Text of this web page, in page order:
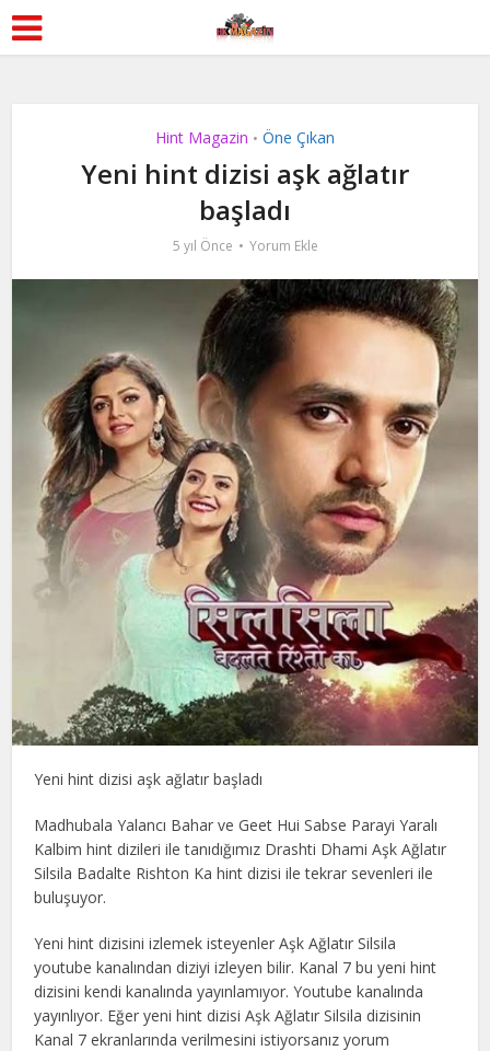
Hint Magazin • Öne Çıkan
Yeni hint dizisi aşk ağlatır
başladı
5 yıl Önce Yorum Ekle
Yeni hint dizisi aşk ağlatır başladı
Madhubala Yalancı Bahar ve Geet Hui Sabse Parayi Yaralı
Kalbim hint dizileri ile tanıdığımız Drashti Dhami Aşk Ağlatır
Silsila Badalte Rishton Ka hint dizisi ile tekrar sevenleri ile
buluşuyor.
Yeni hint dizisini izlemek isteyenler Aşk Ağlatır Silsila
youtube kanalından diziyi izleyen bilir. Kanal 7 bu yeni hint
dizisini kendi kanalında yayınlamıyor. Youtube kanalında
yayınlıyor. Eğer yeni hint dizisi Aşk Ağlatır Silsila dizisinin
Kanal 7 ekranlarında verilmesini istiyorsanız yorum